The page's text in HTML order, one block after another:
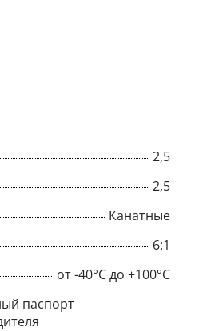
2,5
2,5
Канатные
6:1
от -40°C до +100°C
паспорт